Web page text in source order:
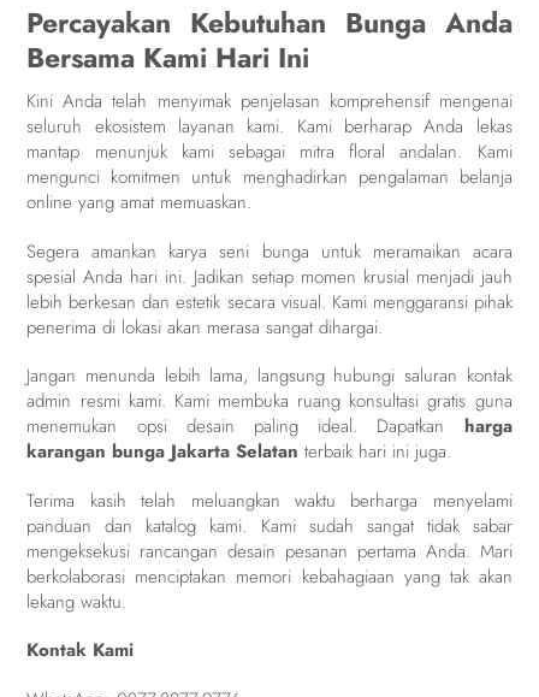
Percayakan Kebutuhan Bunga Anda
Bersama Kami Hari Ini
Kini Anda telah menyimak penjelasan komprehensif mengenai
seluruh ekosistem layanan kami. Kami berharap Anda lekas
mantap menunjuk kami sebagai mitra floral andalan. Kami
mengunci komitmen untuk menghadirkan pengalaman belanja
online yang amat memuaskan.
Segera amankan karya seni bunga untuk meramaikan acara
spesial Anda hari ini. Jadikan setiap momen krusial menjadi jauh
lebih berkesan dan estetik secara visual. Kami menggaransi pihak
penerima di lokasi akan merasa sangat dihargai.
Jangan menunda lebih lama, langsung hubungi saluran kontak
admin resmi kami. Kami membuka ruang konsultasi gratis guna
menemukan opsi desain paling ideal. Dapatkan harga
karangan bunga Jakarta Selatan terbaik hari ini juga.
Terima kasih telah meluangkan waktu berharga menyelami
panduan dan katalog kami. Kami sudah sangat tidak sabar
mengeksekusi rancangan desain pesanan pertama Anda. Mari
berkolaborasi menciptakan memori kebahagiaan yang tak akan
lekang waktu.
Kontak Kami